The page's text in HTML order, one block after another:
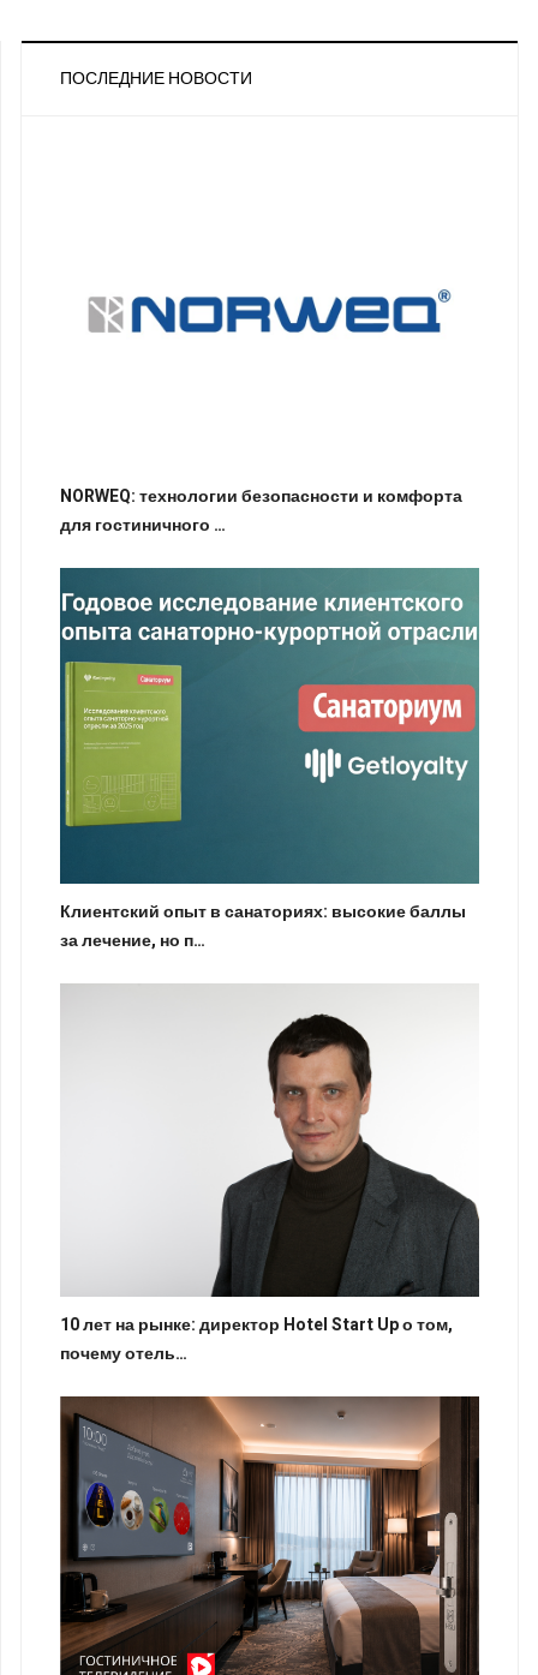
ПОСЛЕДНИЕ НОВОСТИ
NORWEQ: технологии безопасности и комфорта
для гостиничного …
Клиентский опыт в санаториях: высокие баллы
за лечение, но п…
10 лет на рынке: директор Hotel Start Up о том,
почему отель…